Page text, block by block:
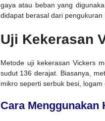
gaya atau beban yang
didapat berasal dari
Uji Kekerasan
Metode uji kekerasan Vickers
sudut 136 derajat. Biasanya,
mikro seperti serbuk besi, logam
Cara Menggunakan